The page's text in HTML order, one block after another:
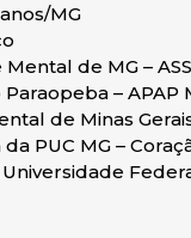
MG
de MG –
– APAP
de Minas
PUC MG –